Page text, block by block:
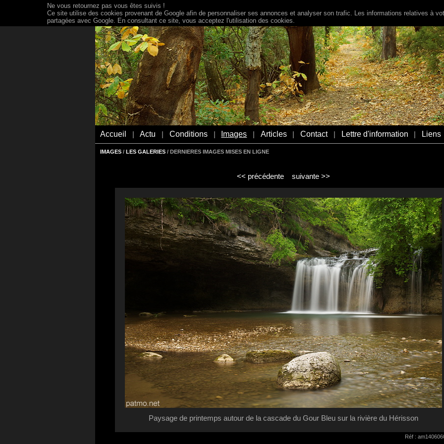
Accueil Actu Conditions Images Articles Contact Lettre d'information Liens
IMAGES / LES GALERIES / DERNIERES IMAGES MISES EN LIGNE
<< précédente suivante >>
Paysage de printemps autour de la cascade du Gour Bleu sur la rivière du Hérisson
Réf :
Ne vous retournez pas vous êtes suivis !
Ce site utilise des cookies provenant de Google afin de personnaliser ses annonces et analyser son trafic. Les informations relatives à
partagées avec Google. En consultant ce site, vous acceptez l'utilisation des cookies.